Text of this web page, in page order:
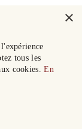
×
tous les
cookies.En